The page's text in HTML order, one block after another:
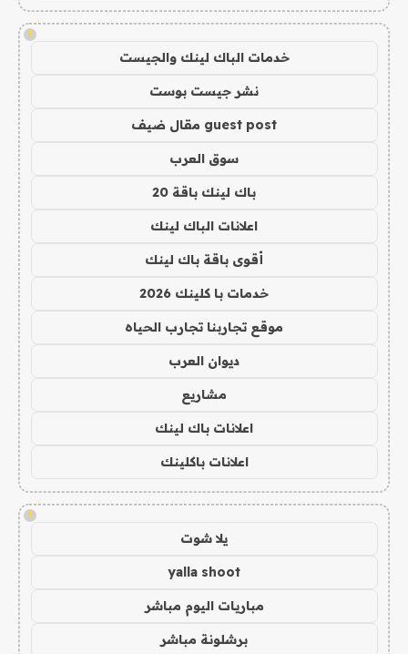
!
خدمات الباك لينك والجيست
نشر جيست بوست
guest post مقال ضيف
سوق العرب
باك لينك باقة 20
اعلانات الباك لينك
أقوى باقة باك لينك
خدمات با كلينك 2026
موقع تجاربنا تجارب الحياه
ديوان العرب
مشاريع
اعلانات باك لينك
اعلانات باكلينك
!
يلا شوت
yalla shoot
مباريات اليوم مباشر
برشلونة مباشر